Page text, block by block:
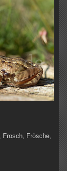
Frosch, Frösche,